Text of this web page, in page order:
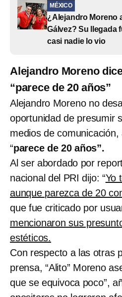
MÉXICO
¿Alejandro Moreno
Gálvez? Su llegada
casi nadie lo vio
Alejandro Moreno
“parece de 20 años”
Alejandro Moreno no
oportunidad de presumir
medios de
“parece de 20 años”.
Al ser abordado por
nacional del PRI dijo: “Yo
aunque parezca de 20
que fue criticado por
mencionaron sus
estéticos.
Con respecto a las otras
prensa, “Alito” Moreno
que se equivoca poco”,